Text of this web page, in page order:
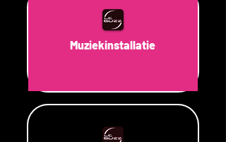
Muziekinstallatie